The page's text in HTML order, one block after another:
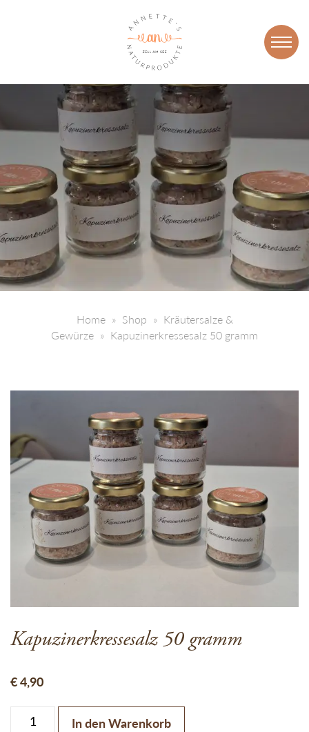
Home Shop
Kräutersalze &
Gewürze
Kapuzinerkressesalz 50 gramm
Kapuzinerkressesalz 50 gramm
€4,90
Kapuzinerkressesalz 50 gramm Menge
In den Warenkorb